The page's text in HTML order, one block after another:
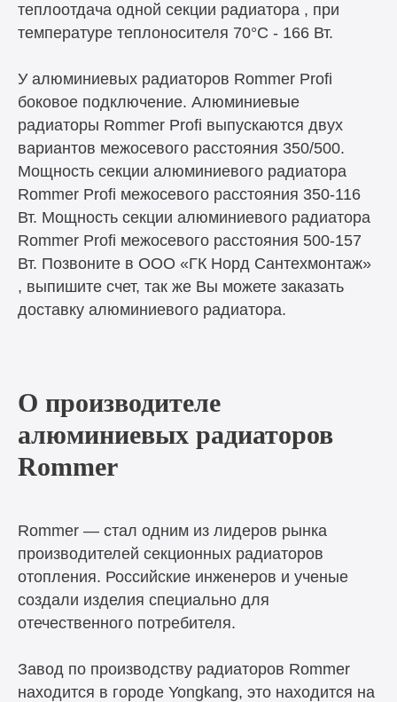
теплоотдача одной секции радиатора , при
температуре теплоносителя 70°C - 166 Вт.
У алюминиевых радиаторов Rommer Profi
боковое подключение. Алюминиевые
радиаторы Rommer Profi выпускаются двух
вариантов межосевого расстояния 350/500.
Мощность секции алюминиевого радиатора
Rommer Profi межосевого расстояния 350-116
Вт. Мощность секции алюминиевого радиатора
Rommer Profi межосевого расстояния 500-157
Вт. Позвоните в ООО «ГК Норд Сантехмонтаж»
, выпишите счет, так же Вы можете заказать
доставку алюминиевого радиатора.
О производителе
алюминиевых радиаторов
Rommer
Rommer — стал одним из лидеров рынка
производителей секционных радиаторов
отопления. Российские инженеров и ученые
создали изделия специально для
отечественного потребителя.
Завод по производству радиаторов Rommer
находится в городе Yongkang, это находится на